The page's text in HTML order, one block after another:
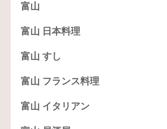
富山
富山 日本料理
富山 すし
富山 フランス料理
富山 イタリアン